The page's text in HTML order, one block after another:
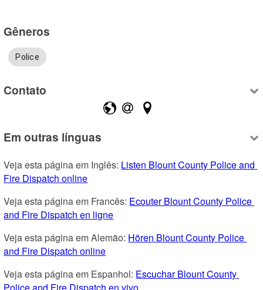
Gêneros
Police
Contato
Em outras línguas
Veja esta página em Inglês: Listen Blount County Police and
Fire Dispatch online
Veja esta página em Francês: Ecouter Blount County Police
and Fire Dispatch en ligne
Veja esta página em Alemão: Hören Blount County Police
and Fire Dispatch online
Veja esta página em Espanhol: Escuchar Blount County
Police and Fire Dispatch en vivo